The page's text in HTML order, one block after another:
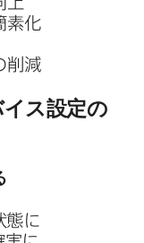
素化
削減
ス設定の​
態に​